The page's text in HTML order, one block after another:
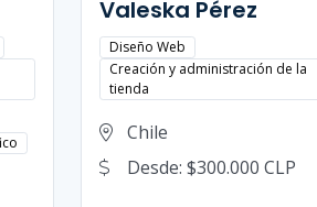
Valeska Pérez
Diseño Web
Creación y administración de la
tienda
Chile
Desde: $300.000 CLP